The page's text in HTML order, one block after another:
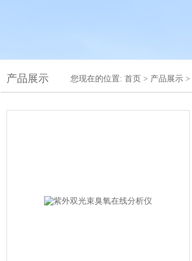
产品展示 您现在的位置: 首页 > 产品展示 >